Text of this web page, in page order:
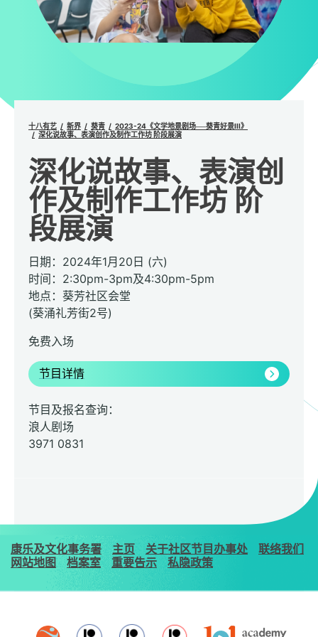
十八有艺 新界 葵青
2023-24《文学地景剧场──葵青好景III》
深化说故事、表演创作及制作工作坊 阶段展演
深化说故事、表演创
作及制作工作坊 阶
段展演
日期：2024年1月20日 (六)
时间：2:30pm-3pm及4:30pm-5pm
地点：葵芳社区会堂
(葵涌礼芳街2号)
免费入场
节目详情
节目及报名查询：
浪人剧场
3971 0831
康乐及文化事务署 主页 关于社区节目办事处
联络我们
网站地图
档案室 重要告示 私隐政策